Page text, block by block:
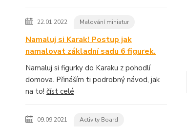
22.01.2022 Malování miniatur
Namaluj si Karak! Postup jak
namalovat základní sadu 6 figurek.
Namaluj si figurky do Karaku z pohodlí
domova. Přináším ti podrobný návod, jak
na to! číst celé
09.09.2021 Activity Board